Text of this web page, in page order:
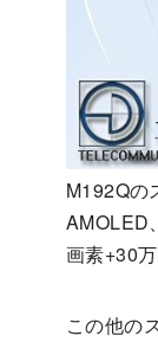
M192Qの
AMOLED
画素+30
この他の